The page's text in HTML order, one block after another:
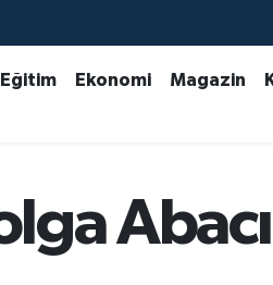
Eğitim Ekonomi Magazin